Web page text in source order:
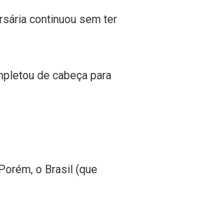
continuou sem ter
de cabeça para
o Brasil (que